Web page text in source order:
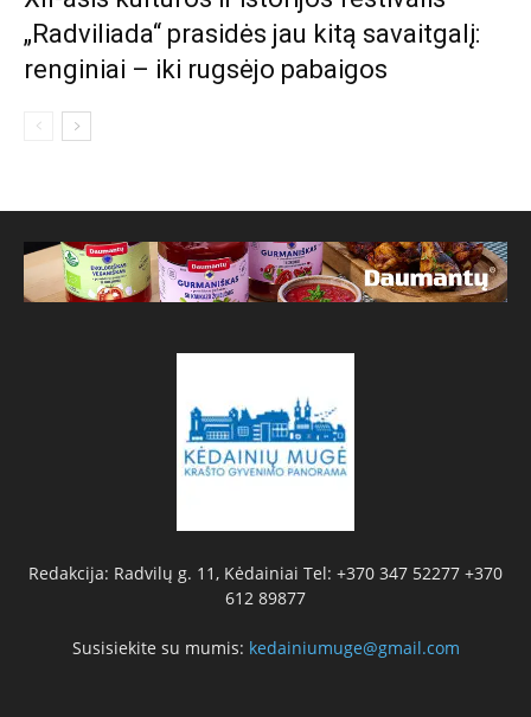
„Radviliada“ prasidės jau kitą savaitgalį:
renginiai – iki rugsėjo pabaigos
Redakcija: Radvilų g. 11, Kėdainiai Tel: +370 347 52277 +370
612 89877
Susisiekite su mumis: kedainiumuge@gmail.com